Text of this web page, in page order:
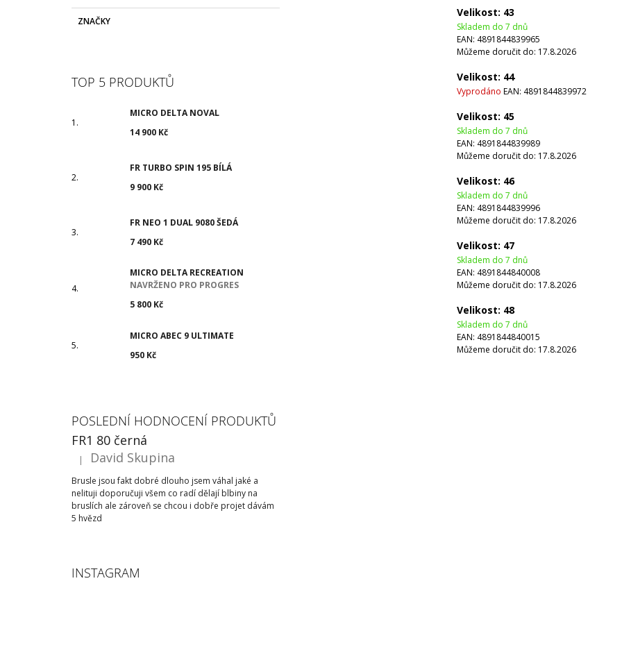
ZNAČKY
TOP 5 PRODUKTŮ
MICRO DELTA NOVAL
14 900 Kč
FR TURBO SPIN 195 BÍLÁ
9 900 Kč
FR NEO 1 DUAL 9080 ŠEDÁ
7 490 Kč
MICRO DELTA RECREATION
NAVRŽENO PRO PROGRES
5 800 Kč
MICRO ABEC 9 ULTIMATE
950 Kč
POSLEDNÍ HODNOCENÍ PRODUKTŮ
FR1 80 černá
Hodnocení produktu je 5 z 5 hvězdiček.
| David Skupina
Brusle jsou fakt dobré dlouho jsem váhal jaké a
nelituji doporučuji všem co radí dělají blbiny na
bruslích ale zároveň se chcou i dobře projet dávám
5 hvězd
INSTAGRAM
Velikost: 43
Skladem do 7 dnů
EAN: 4891844839965
Můžeme doručit do: 17.8.2026
Velikost: 44
Vyprodáno EAN: 4891844839972
Velikost: 45
Skladem do 7 dnů
EAN: 4891844839989
Můžeme doručit do: 17.8.2026
Velikost: 46
Skladem do 7 dnů
EAN: 4891844839996
Můžeme doručit do: 17.8.2026
Velikost: 47
Skladem do 7 dnů
EAN: 4891844840008
Můžeme doručit do: 17.8.2026
Velikost: 48
Skladem do 7 dnů
EAN: 4891844840015
Můžeme doručit do: 17.8.2026